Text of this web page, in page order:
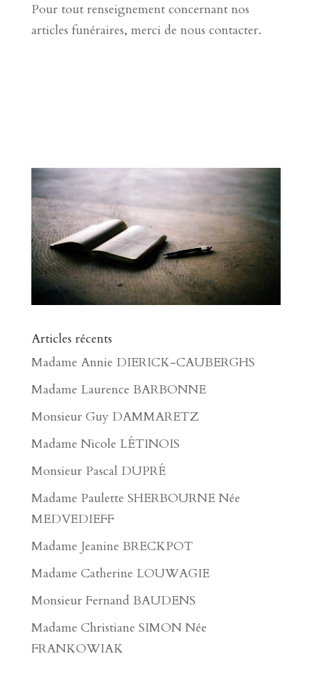
Pour tout renseignement concernant nos
articles funéraires, merci de nous contacter.
Articles récents
Madame Annie DIERICK-CAUBERGHS
Madame Laurence BARBONNE
Monsieur Guy DAMMARETZ
Madame Nicole LÉTINOIS
Monsieur Pascal DUPRÉ
Madame Paulette SHERBOURNE Née
MEDVEDIEFF
Madame Jeanine BRECKPOT
Madame Catherine LOUWAGIE
Monsieur Fernand BAUDENS
Madame Christiane SIMON Née
FRANKOWIAK